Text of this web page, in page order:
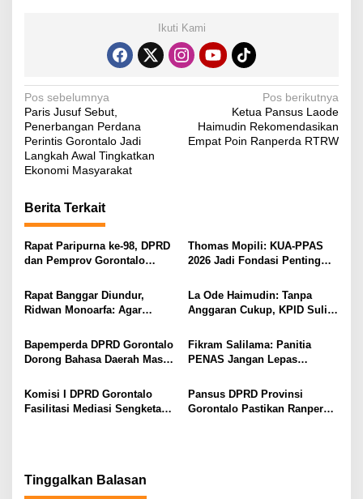
Ikuti Kami
N
a
v
i
a
s
i
o
Pos sebelumnya
Paris Jusuf Sebut,
Penerbangan Perdana
Perintis Gorontalo Jadi
Langkah Awal Tingkatkan
Ekonomi Masyarakat
Pos berikutnya
Ketua Pansus Laode
Haimudin Rekomendasikan
Empat Poin Ranperda RTRW
Berita Terkait
Rapat Paripurna ke-98, DPRD
dan Pemprov Gorontalo
PPAS 2026
Thomas Mopili: KUA-PPAS
2026 Jadi Fondasi Penting
Rapat Banggar Diundur,
Ridwan Monoarfa: Agar
APBD Lebih Komprehensif
La Ode Haimudin: Tanpa
Anggaran Cukup, KPID Sulit
Bapemperda DPRD Gorontalo
Dorong Bahasa Daerah Masuk
Fikram Salilama: Panitia
PENAS Jangan Lepas
Pansus
Komisi I DPRD Gorontalo
Fasilitasi Mediasi Sengketa
Pansus DPRD Provinsi
Gorontalo Pastikan Ranperda
Tinggalkan Balasan